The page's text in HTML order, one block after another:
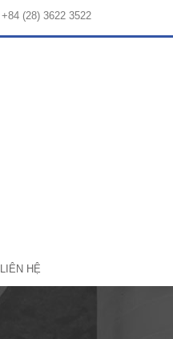
+84 (28) 3622 3522
LIÊN HỆ